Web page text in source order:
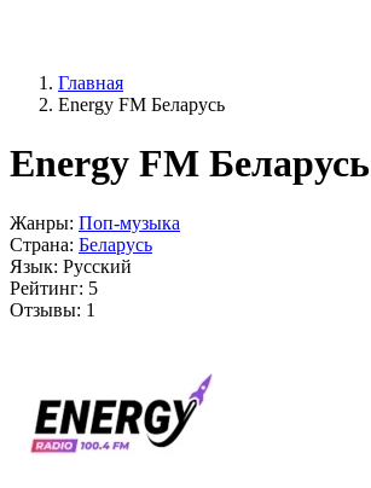
Главная
Energy FM Беларусь
Energy FM Беларусь
Жанры: Поп-музыка
Страна: Беларусь
Язык: Русский
Рейтинг: 5
Отзывы: 1